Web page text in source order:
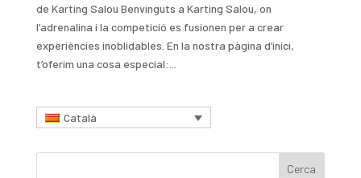
de Karting Salou Benvinguts a Karting Salou, on
l’adrenalina i la competició es fusionen per a crear
experiències inoblidables. En la nostra pàgina d’inici,
t’oferim una cosa especial:...
Català